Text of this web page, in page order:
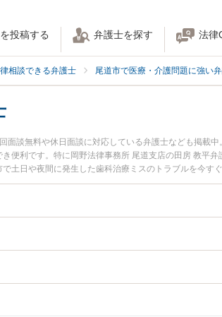
投稿する 弁護士を探す 法律
相談できる弁護士 尾道市で医療・介護問題に強い
談無料や休日面談に対応している弁護士なども掲載
便利です。特に岡野法律事務所 尾道支店の田房 教平
土日や夜間に発生した歯科治療ミスのトラブルを今す
療ミスを法律相談できる尾道市内の弁護士に相談予約